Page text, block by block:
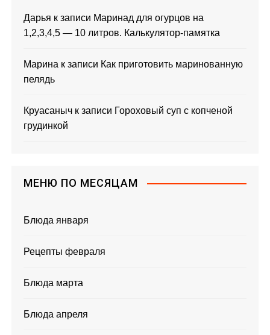
Дарья к записи Маринад для огурцов на
1,2,3,4,5 — 10 литров. Калькулятор-памятка
Марина к записи Как приготовить маринованную
пелядь
Круасаныч к записи Гороховый суп с копченой
грудинкой
МЕНЮ ПО МЕСЯЦАМ
Блюда января
Рецепты февраля
Блюда марта
Блюда апреля